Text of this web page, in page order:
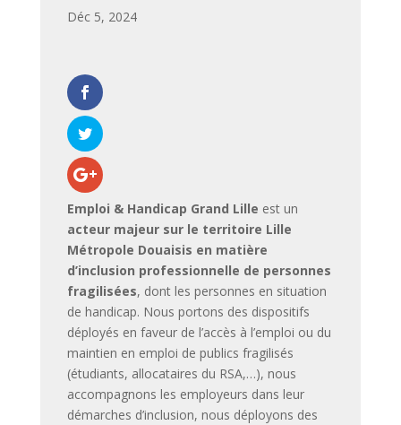
par|
Déc 5, 2024
Emploi & Handicap Grand Lille est un
acteur majeur sur le territoire Lille
Métropole Douaisis en matière
d’inclusion professionnelle de personnes
fragilisées, dont les personnes en situation
de handicap. Nous portons des dispositifs
déployés en faveur de l’accès à l’emploi ou du
maintien en emploi de publics fragilisés
(étudiants, allocataires du RSA,…), nous
accompagnons les employeurs dans leur
démarches d’inclusion, nous déployons des